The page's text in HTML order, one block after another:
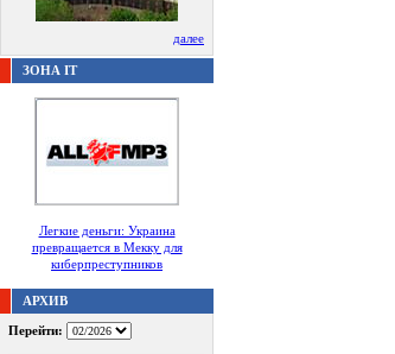
далее
ЗОНА IT
Легкие деньги: Украина
превращается в Мекку для
киберпреступников
АРХИВ
Перейти: